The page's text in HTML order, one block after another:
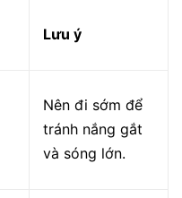
Lưu ý
Nên đi sớm để
tránh nắng gắt
và sóng lớn.